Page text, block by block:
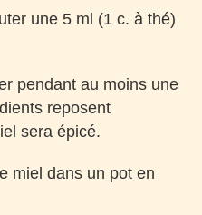
une 5 ml (1 c. à thé)
pendant au moins une
reposent
sera épicé.
miel dans un pot en